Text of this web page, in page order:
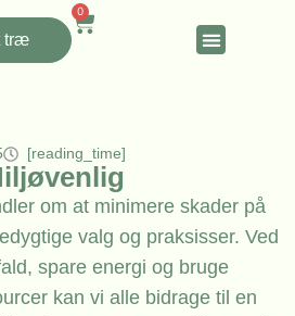
træ
0
[reading_time]
om at minimere skader på
valg og praksisser. Ved
spare energi og bruge
kan vi alle bidrage til en